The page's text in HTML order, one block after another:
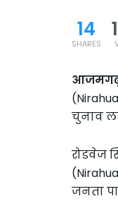
14
SHARES
चुनाव
रोडवेज
जनता